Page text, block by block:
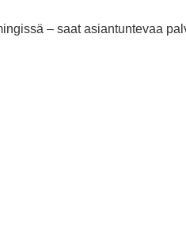
– saat asiantuntevaa